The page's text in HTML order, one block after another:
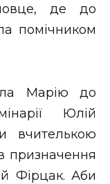
де до
помічником
Марію до
Юлій
вчителькою
призначення
Фірцак. Аби